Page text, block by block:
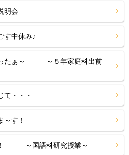
明会
す中休み♪
ったぁ～ ～５年家庭科出前
て・・・
～す！
！ ～国語科研究授業～